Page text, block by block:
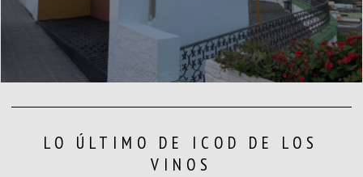
LO ÚLTIMO DE ICOD DE LOS
VINOS